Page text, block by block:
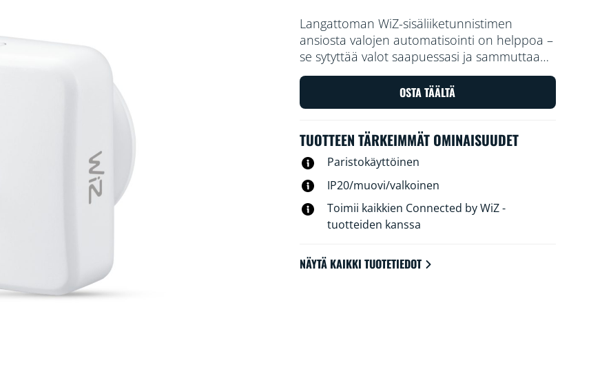
Langattoman WiZ-sisäliiketunnistimen
ansiosta valojen automatisointi on helppoa –
se sytyttää valot saapuessasi ja sammuttaa
valot poistuttuasi. Sijoita pariston sisältävä
tunnistin sisäänkäyntiin tai eteiseen ja aseta
se sytyttämään tai sammuttamaan valot
OSTA TÄÄLTÄ
TUOTTEEN TÄRKEIMMÄT OMINAISUUDET
Paristokäyttöinen
IP20/muovi/valkoinen
Toimii kaikkien Connected by WiZ -
tuotteiden kanssa
NÄYTÄ KAIKKI TUOTETIEDOT